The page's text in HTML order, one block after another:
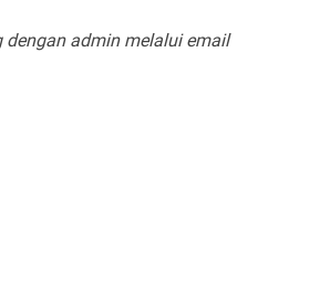
admin melalui email